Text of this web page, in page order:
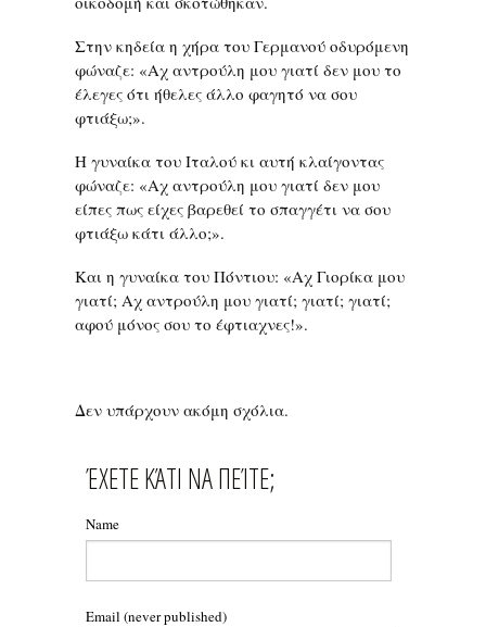
Στην κηδεία η χήρα του Γερμανού οδυρόμενη
φώναζε: «Aχ αντρούλη μου γιατί δεν μου το
έλεγες ότι ήθελες άλλο φαγητό να σου
φτιάξω;».
Η γυναίκα του Ιταλού κι αυτή κλαίγοντας
φώναζε: «Aχ αντρούλη μου γιατί δεν μου
είπες πως είχες βαρεθεί το σπαγγέτι να σου
φτιάξω κάτι άλλο;».
Και η γυναίκα του Πόντιου: «Aχ Γιορίκα μου
γιατί; Αχ αντρούλη μου γιατί; γιατί; γιατί;
αφού μόνος σου το έφτιαχνες!».
Δεν υπάρχουν ακόμη σχόλια.
ΈΧΕΤΕ ΚΆΤΙ ΝΑ ΠΕΊΤΕ;
Name
Email (never published)